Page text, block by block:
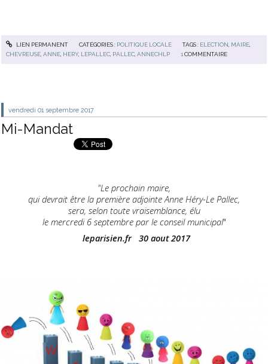
LIEN PERMANENT CATÉGORIES : POLITIQUE LOCALE TAGS : ELECTION, MAIRE,
CHEVREUSE,ANNE, HERY, LEPALLEC, PALLEC,ANNECHLP 1 COMMENTAIRE
vendredi 01 septembre 2017
Mi-Mandat
"Le prochain maire,
qui devrait être la première adjointe Anne Héry-Le Pallec,
sera, selon toute vraisemblance, élu
le mercredi 6 septembre par le conseil municipal"
leparisien.fr 30 aout 2017